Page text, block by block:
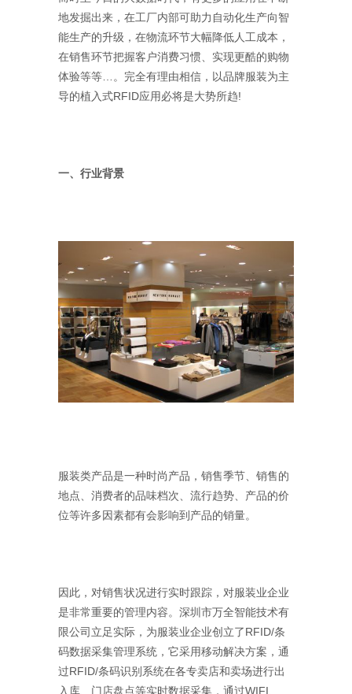
地发掘出来，在工厂内部可助力自动化生产向智
能生产的升级，在物流环节大幅降低人工成本，
在销售环节把握客户消费习惯、实现更酷的购物
体验等等…。完全有理由相信，以品牌服装为主
导的植入式RFID应用必将是大势所趋!
一、行业背景
服装类产品是一种时尚产品，销售季节、销售的
地点、消费者的品味档次、流行趋势、产品的价
位等许多因素都有会影响到产品的销量。
因此，对销售状况进行实时跟踪，对服装业企业
是非常重要的管理内容。深圳市万全智能技术有
限公司立足实际，为服装业企业创立了RFID/条
码数据采集管理系统，它采用移动解决方案，通
过RFID/条码识别系统在各专卖店和卖场进行出
入库、门店盘点等实时数据采集，通过WIFI、